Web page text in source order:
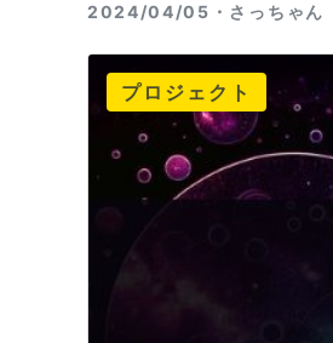
2024/04/05・ さっちゃん
プロジェクト